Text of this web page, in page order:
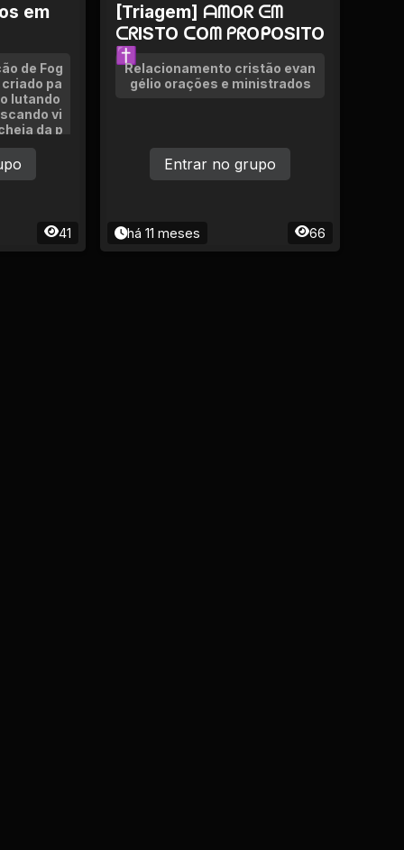
em
de Fog
pa
lutando
vi
da p
objet
fortale
por mei
41
[Triagem] ᗩᗰOᖇ ᕮᗰ
ᑕᖇISTO ᑕOᗰ ᑭᖇOᑭOSITO
✝
Relacionamento cristão evan
gélio orações e ministrados
há 11 meses 66
Entrar no grupo